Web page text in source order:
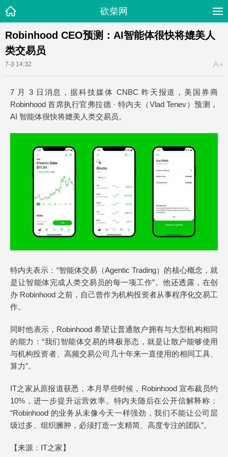
砍柴网
Robinhood CEO预测：AI智能体很快将媲美人
类交易员
7-3 14:32
7 月 3 日消息，据科技媒体 CNBC 昨天报道，美国券商
Robinhood 首席执行官弗拉德 · 特内夫（Vlad Tenev）预测，
AI 智能体很快将媲美人类交易员。
特内夫表示：“智能体交易（Agentic Trading）的核心概念，就
是让智能体完成人类交易员的每一项工作”。他还透露，在创
办 Robinhood 之前，自己曾作为机构投资者从事程序化交易工
作。
同时他表示，Robinhood 希望让普通散户拥有与大型机构相同
的能力：“我们智能体交易的终极形态，就是让散户能够使用
与机构投资者、高频交易公司几十年来一直使用的相同工具、
算力”。
IT之家从原报道获悉，本月早些时候，Robinhood 宣布裁员约
10%，进一步提升运营效率。特内夫随后在公开信解释称：
“Robinhood 的业务从未像今天一样强劲，我们不能让公司层
级过多、组织臃肿，必须打造一支精简、高度专注的团队”。
【来源： IT之家】